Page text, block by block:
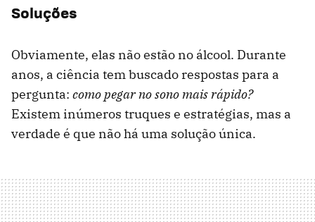
Soluções
Obviamente, elas não estão no álcool. Durante
anos, a ciência tem buscado respostas para a
pergunta: como pegar no sono mais rápido?
Existem inúmeros truques e estratégias, mas a
verdade é que não há uma solução única.